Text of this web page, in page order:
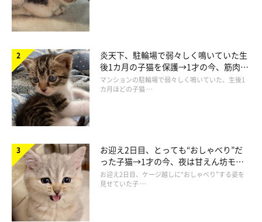
うたちゃんってどんなコ？ 飼い主さんにイ
ンタビューしてみた
炎天下、駐輪場で弱々しく鳴いていた生
後1カ月の子猫を保護→1才の今、筋肉質
でツンデレなコに成長
マンションの駐輪場で弱々しく鳴いていた、生後1
カ月ほどの子猫 …
お迎え2日目、とっても“おしゃべり”だ
った子猫→1才の今、夜は甘えん坊モー
ドになるコに成長！
お迎え2日目、ケージ越しに“おしゃべり”する姿を
見せていた子 …